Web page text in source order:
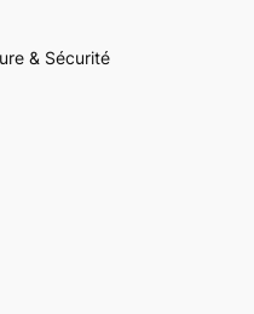
& Sécurité